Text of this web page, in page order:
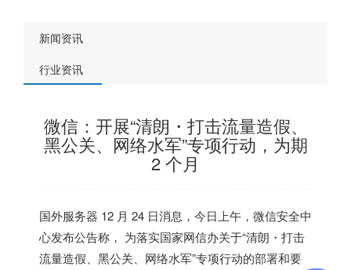
新闻资讯
行业资讯
微信：开展“清朗・打击流量造假、
黑公关、网络水军”专项行动，为期
2 个月
国外服务器 12 月 24 日消息，今日上午，微信安全中
心发布公告称， 为落实国家网信办关于“清朗・打击
流量造假、黑公关、网络水军”专项行动的部署和要